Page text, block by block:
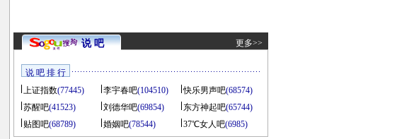
说 吧 更多>>
说 吧 排 行
上证指数(77445) 李宇春吧(104510) 快乐男声吧(68574)
苏醒吧(41523) 刘德华吧(69854) 东方神起吧(65744)
贴图吧(68789) 婚姻吧(78544) 37℃女人吧(6985)